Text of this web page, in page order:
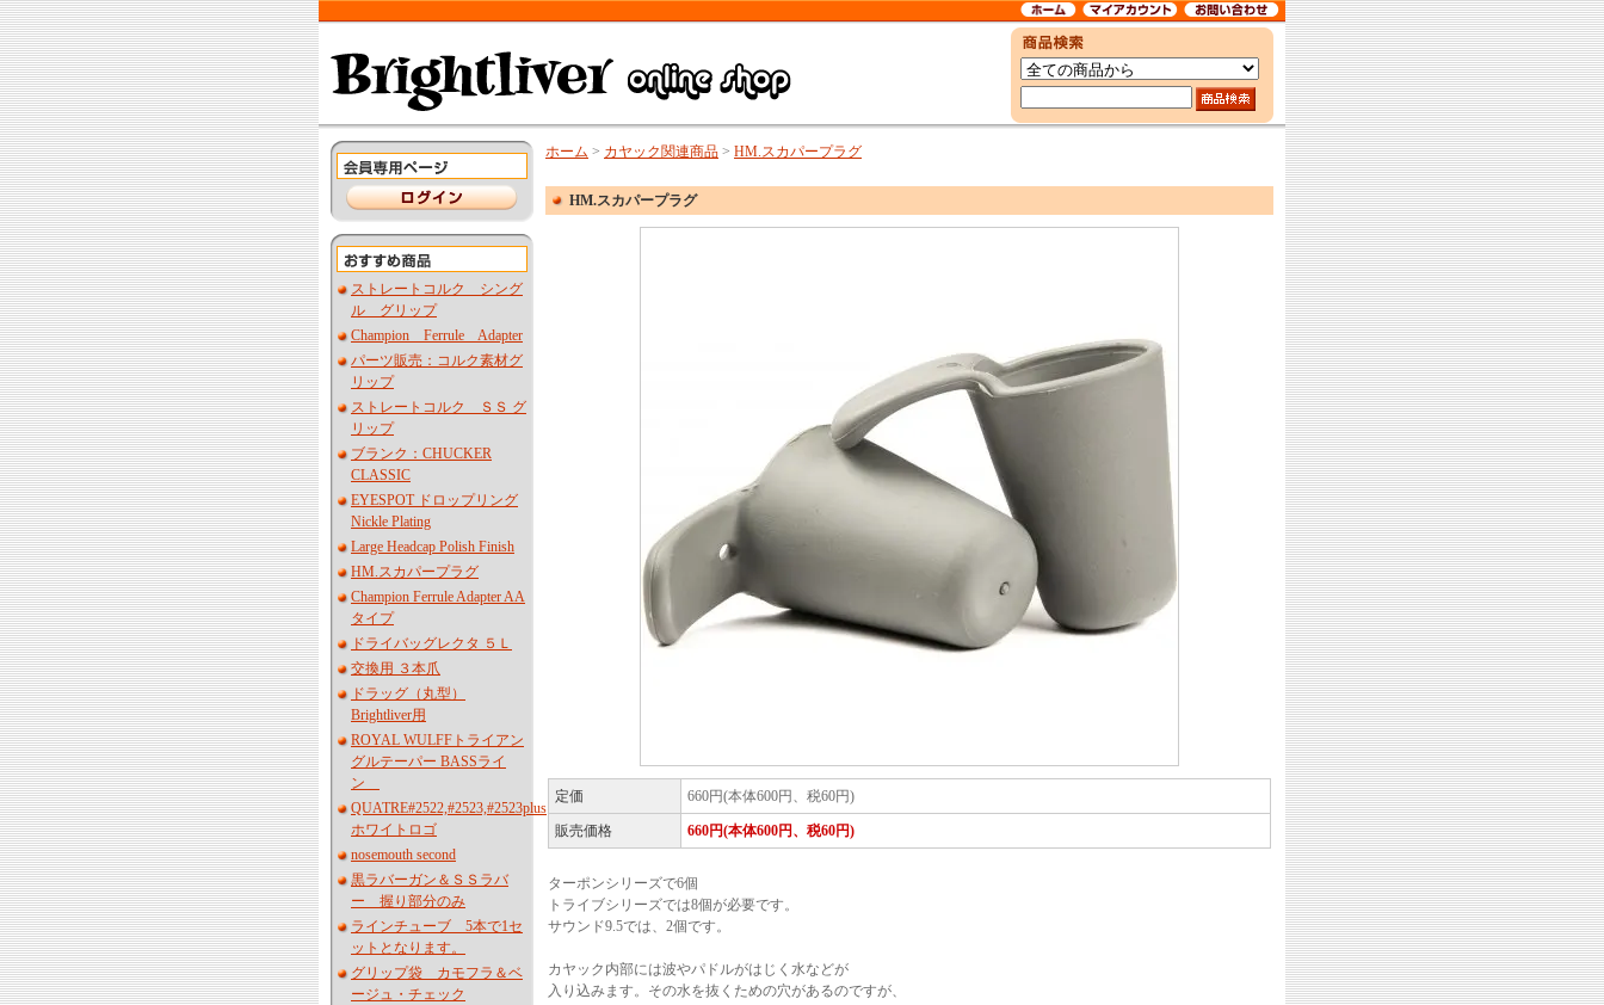
ストレートコルク シング
ル グリップ
Champion Ferrule Adapter
パーツ販売：コルク素材グ
リップ
ストレートコルク ＳＳ グ
リップ
ブランク：CHUCKER
CLASSIC
EYESPOT ドロップリング
Nickle Plating
Large Headcap Polish Finish
HM.スカパープラグ
Champion Ferrule Adapter AA
タイプ
ドライバッグレクタ ５Ｌ
交換用 ３本爪
ドラッグ（丸型）
Brightliver用
ROYAL WULFFトライアン
グルテーパー BASSライ
ン
QUATRE#2522,#2523,#2523plus
ホワイトロゴ
nosemouth second
黒ラバーガン＆ＳＳラバ
ー 握り部分のみ
ラインチューブ 5本で1セ
ットとなります。
グリップ袋 カモフラ＆ベ
ージュ・チェック
ホーム > カヤック関連商品 > HM.スカパープラグ
HM.スカパープラグ
定価 660円(本体600円、税60円)
販売価格 660円(本体600円、税60円)
ターポンシリーズで6個
トライブシリーズでは8個が必要です。
サウンド9.5では、2個です。
カヤック内部には波やパドルがはじく水などが
入り込みます。その水を抜くための穴があるのですが、